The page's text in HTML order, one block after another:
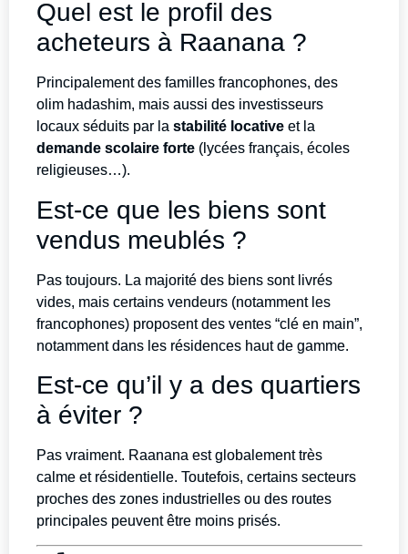
Quel est le profil des
acheteurs à Raanana ?
Principalement des familles francophones, des
olim hadashim, mais aussi des investisseurs
locaux séduits par la stabilité locative et la
demande scolaire forte (lycées français, écoles
religieuses…).
Est-ce que les biens sont
vendus meublés ?
Pas toujours. La majorité des biens sont livrés
vides, mais certains vendeurs (notamment les
francophones) proposent des ventes “clé en main”,
notamment dans les résidences haut de gamme.
Est-ce qu’il y a des quartiers
à éviter ?
Pas vraiment. Raanana est globalement très
calme et résidentielle. Toutefois, certains secteurs
proches des zones industrielles ou des routes
principales peuvent être moins prisés.